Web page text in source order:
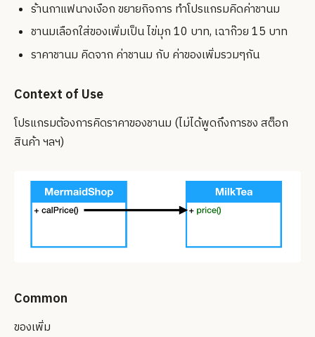
ร้านกาแฟนางเงือก ขยายกิจการ ทำโปรแกรมคิดค่าชานม
ชานมเลือกใส่ของเพิ่มเป็น ไข่มุก 10 บาท, เฉาก๊วย 15 บาท
ราคาชานม คิดจาก ค่าชานม กับ ค่าของเพิ่มรวมๆกัน
Context of Use
โปรแกรมต้องการคิดราคาของชานม (ไม่ได้พูดถึงการชง สต็อก
สินค้า ฯลฯ)
Common
ของเพิ่ม